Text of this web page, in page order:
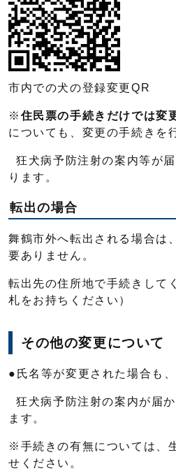
市内での犬の登録変更QR
※ 住民票の手続きだけでは変
についても、変更の手続きを
狂犬病予防注射の案内等が
ります。
転出の場合
舞鶴市外へ転出される場合は
要ありません。
転出先の住所地で手続きして
札をお持ちください）
その他の変更について
●氏名等が変更された場合も
狂犬病予防注射の案内が届
ます。
※手続きの有無については、
せください。